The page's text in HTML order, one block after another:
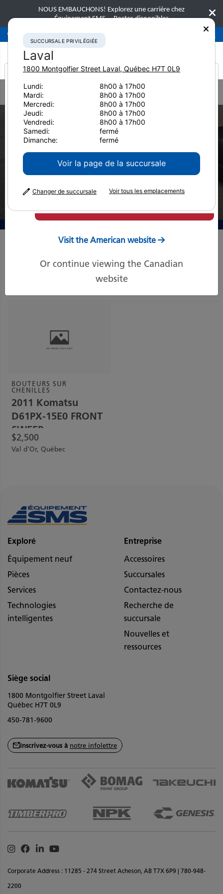
NOUS EMBAUCHONS! Explorez une carrière chez
Équipement SMS. Postes disponibles
Succursale privilégiéeLaval 450-781-9600
Home Liquidation
Liquidation d’accessoires
Bouteurs sur chenilles
Liquidation
d’accessoires
Bouteurs sur
chenilles
Prix (le plus élevé)
BOUTEURS SUR
CHENILLES
2011 Komatsu
D61PX-15E0 FRONT
SWEEP
$2,500
Val d'Or, Québec
Exploré
Équipement neuf
Pièces
Services
Technologies
intelligentes
Entreprise
Accessoires
Succursales
Contactez-nous
Recherche de
succursale
Nouvelles et
ressources
Siège social
1800 Montgolfier Street Laval
Québec H7T 0L9
450-781-9600
Inscrivez-vous à notre infolettre
Corporate Address : 11285 - 274 Street Acheson, AB T7X 6P9 | 780-948-
2200
Instagram
Facebook
LinkedinYoutube
It looks like you are
from America
Visit the American website
Or continue viewing the Canadian
website
SUCCURSALE PRIVILÉGIÉE
Laval
1800 Montgolfier Street Laval, Québec H7T 0L9
Lundi:
8h00 à 17h00
Mardi:
8h00 à 17h00
Mercredi:
8h00 à 17h00
Jeudi:
8h00 à 17h00
Vendredi:
8h00 à 17h00
Samedi:
fermé
Dimanche:
fermé
Voir la page de la succursale
Changer de succursale Voir tous les emplacements